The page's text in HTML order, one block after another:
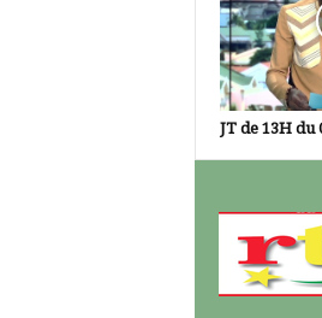
JT de 13H du